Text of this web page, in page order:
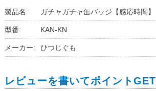
製品名: ガチャガチャ缶バッジ【感応時間】
型番: KAN-KN
メーカー: ひつじぐも
レビューを書いてポイントGET